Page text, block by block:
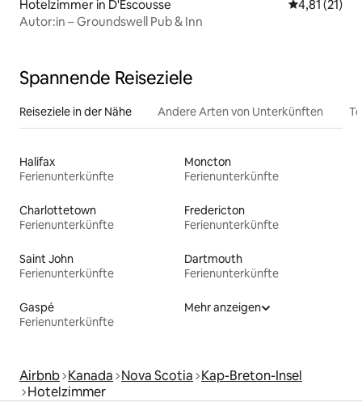
Hotelzimmer in D'Escousse
4,81 (21)
Autor:in – Groundswell Pub & Inn
Spannende Reiseziele
Reiseziele in der Nähe Andere Arten von Unterkünften
Halifax
Ferienunterkünfte
Moncton
Ferienunterkünfte
Charlottetown
Ferienunterkünfte
Fredericton
Ferienunterkünfte
Saint John
Ferienunterkünfte
Dartmouth
Ferienunterkünfte
Gaspé
Ferienunterkünfte
Mehr anzeigen
Airbnb Kanada Nova Scotia Kap-Breton-Insel
Hotelzimmer